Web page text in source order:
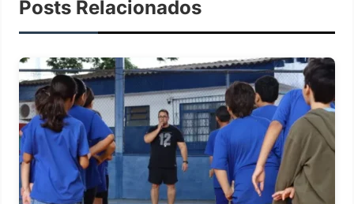
Posts Relacionados